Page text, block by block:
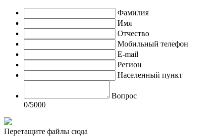
Фамилия
Имя
Отчество
Мобильный телефон
E-mail
Регион
Населенный пункт
Вопрос
0/5000
Перетащите файлы сюда